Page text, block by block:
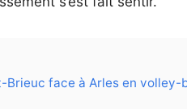
face à Arles en volley-